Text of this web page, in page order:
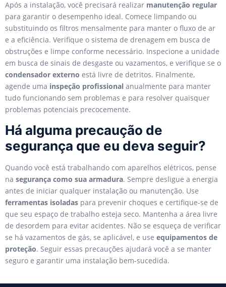
Após a instalação, você precisará realizar manutenção regular
para garantir o desempenho ideal. Comece limpando ou
substituindo os filtros mensalmente para manter o fluxo de ar
e a eficiência. Verifique o sistema de drenagem em busca de
obstruções e limpe conforme necessário. Inspecione a unidade
em busca de sinais de desgaste ou vazamentos, e verifique se o
condensador externo está livre de detritos. Finalmente,
agende uma inspeção profissional anualmente para manter
tudo funcionando sem problemas e para resolver quaisquer
problemas potenciais precocemente.
Há alguma precaução de
segurança que eu deva seguir?
Quando você está trabalhando com aparelhos elétricos, pense
na segurança como sua armadura. Sempre desligue a energia
antes de iniciar qualquer instalação ou manutenção. Use
ferramentas isoladas para prevenir choques e certifique-se de
que seu espaço de trabalho esteja seco. Mantenha a área livre
de desordem para evitar acidentes. Não se esqueça de verificar
se há vazamentos de gás, se aplicável, e use equipamentos de
proteção. Seguir essas precauções ajudará você a se manter
seguro e garantir uma instalação bem-sucedida.